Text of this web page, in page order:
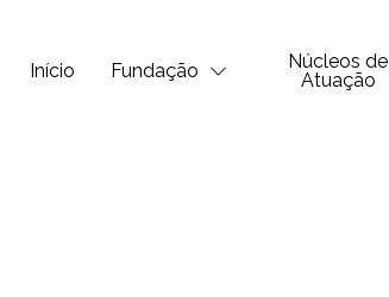
Início Fundação
Núcleos de
Atuação